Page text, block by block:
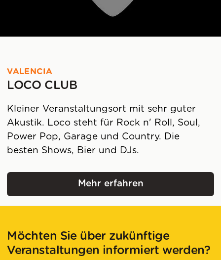
VALENCIA
LOCO CLUB
Kleiner Veranstaltungsort mit sehr guter
Akustik. Loco steht für Rock n' Roll, Soul,
Power Pop, Garage und Country. Die
besten Shows, Bier und DJs.
Mehr erfahren
Möchten Sie über zukünftige
Veranstaltungen informiert werden?